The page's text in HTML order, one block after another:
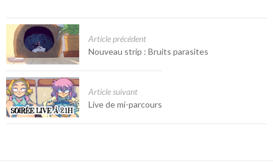
Article précédent
Nouveau strip : Bruits parasites
Article suivant
Live de mi-parcours